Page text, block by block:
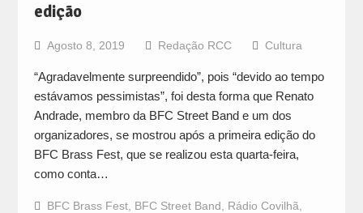
edição
Agosto 8, 2019 Redação RCC Cultura
“Agradavelmente surpreendido”, pois “devido ao tempo
estávamos pessimistas”, foi desta forma que Renato
Andrade, membro da BFC Street Band e um dos
organizadores, se mostrou após a primeira edição do
BFC Brass Fest, que se realizou esta quarta-feira,
como conta…
BFC Brass Fest, BFC Street Band Rádio Covilhã